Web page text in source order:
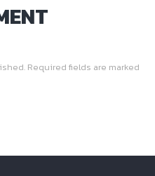
Required fields are marked